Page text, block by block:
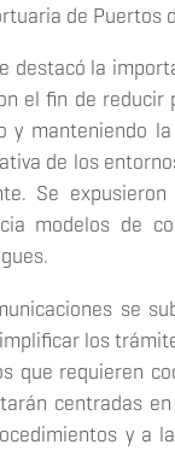
de Puertos
destacó la
el fin de reducir
manteniendo
de los
Se
modelos de
se
los
que requieren
centradas
y a